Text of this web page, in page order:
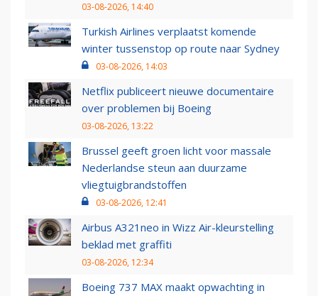
03-08-2026, 14:40
Turkish Airlines verplaatst komende
winter tussenstop op route naar Sydney
03-08-2026, 14:03
Netflix publiceert nieuwe documentaire
over problemen bij Boeing
03-08-2026, 13:22
Brussel geeft groen licht voor massale
Nederlandse steun aan duurzame
vliegtuigbrandstoffen
03-08-2026, 12:41
Airbus A321neo in Wizz Air-kleurstelling
beklad met graffiti
03-08-2026, 12:34
Boeing 737 MAX maakt opwachting in